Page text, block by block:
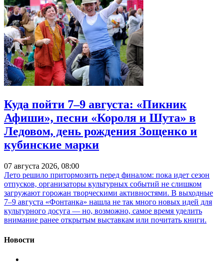
Куда пойти 7–9 августа: «Пикник
Афиши», песни «Короля и Шута» в
Ледовом, день рождения Зощенко и
кубинские марки
07 августа 2026, 08:00
Лето решило притормозить перед финалом: пока идет сезон
отпусков, организаторы культурных событий не слишком
загружают горожан творческими активностями. В выходные
7–9 августа «Фонтанка» нашла не так много новых идей для
культурного досуга — но, возможно, самое время уделить
внимание ранее открытым выставкам или почитать книги.
Новости